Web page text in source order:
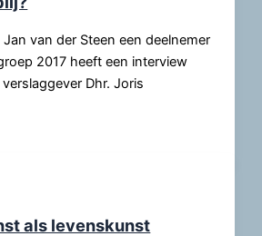
Jan van der Steen een deelnemer
2017 heeft een interview
Dhr. Joris
als levenskunst